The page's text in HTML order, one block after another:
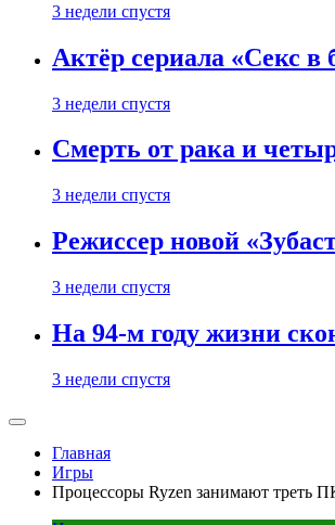
3 недели спустя
Актёр сериала «Секс в
3 недели спустя
Смерть от рака и
3 недели спустя
Режиссер новой
3 недели спустя
На 94-м году жизни
3 недели спустя
Главная
Игры
Процессоры Ryzen занимают треть